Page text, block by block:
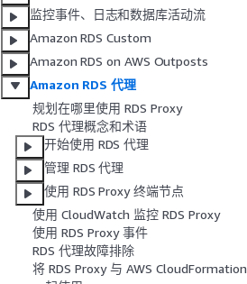
监控事件、日志和数据库活动流
Amazon RDS Custom
Amazon RDS on AWS Outposts
Amazon RDS 代理
规划在哪里使用 RDS Proxy
RDS 代理概念和术语
开始使用 RDS 代理
管理 RDS 代理
使用 RDS Proxy 终端节点
使用 CloudWatch 监控 RDS Proxy
使用 RDS Proxy 事件
RDS 代理故障排除
将 RDS Proxy 与 AWS CloudFormation